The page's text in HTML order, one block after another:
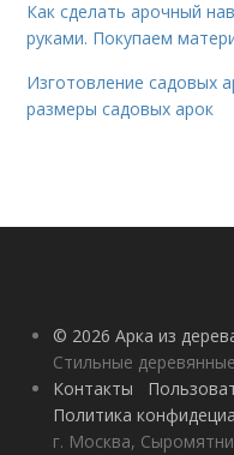
Как сделать арочный
руками. Покупаем
Изготовление садовых
размеры садовых арок
© 2026 Арка из
Стильные
Контакты
Политика
г. Москва,